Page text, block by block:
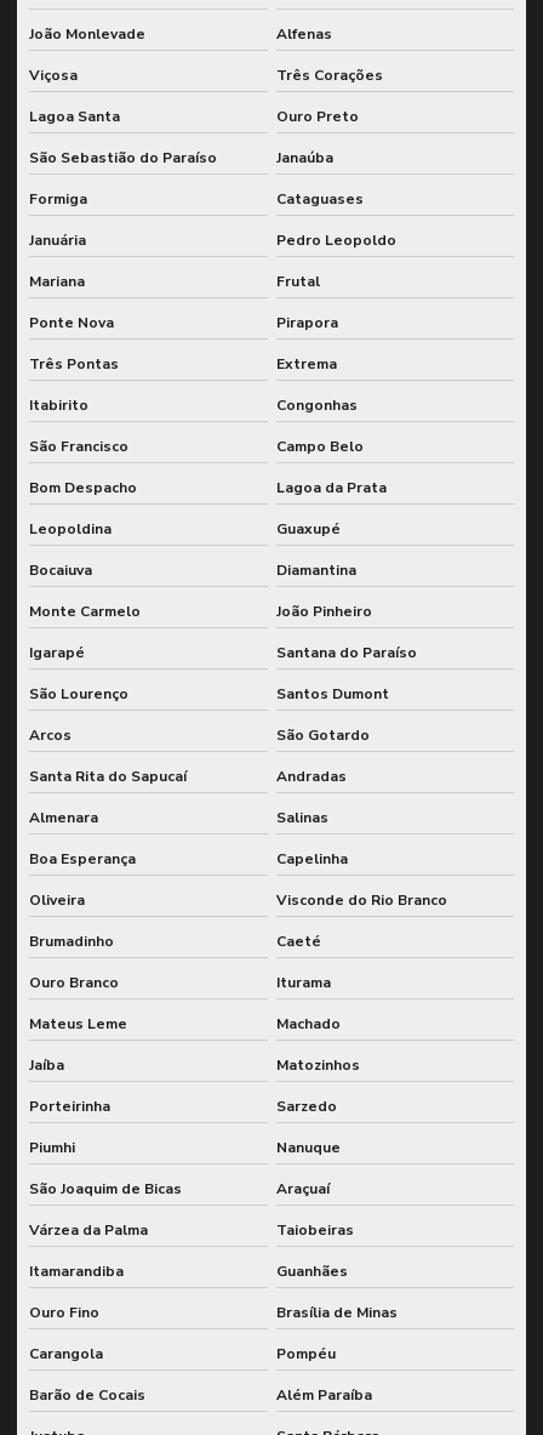
Plano de manutenção de confiabilidade
Plano de manutenção para equipamentos industriais
Plano de manutenção sap
Redução de custos de manutenção
Serviço de confiabilidade lcc
Serviço de engenharia de confiabilidade
Termografia infravermelha industrial
Ultrassom end
Ultrassom ensaio não destrutivo
João Monlevade Alfenas
Viçosa Três Corações
Lagoa Santa Ouro Preto
São Sebastião do Paraíso Janaúba
Formiga Cataguases
Januária Pedro Leopoldo
Mariana Frutal
Ponte Nova Pirapora
Três Pontas Extrema
Itabirito Congonhas
São Francisco Campo Belo
Bom Despacho Lagoa da Prata
Leopoldina Guaxupé
Bocaiuva Diamantina
Monte Carmelo João Pinheiro
Igarapé Santana do Paraíso
São Lourenço Santos Dumont
Arcos São Gotardo
Santa Rita do Sapucaí Andradas
Almenara Salinas
Boa Esperança Capelinha
Oliveira Visconde do Rio Branco
Brumadinho Caeté
Ouro Branco Iturama
Mateus Leme Machado
Jaíba Matozinhos
Porteirinha Sarzedo
Piumhi Nanuque
São Joaquim de Bicas Araçuaí
Várzea da Palma Taiobeiras
Itamarandiba Guanhães
Ouro Fino Brasília de Minas
Carangola Pompéu
Barão de Cocais Além Paraíba